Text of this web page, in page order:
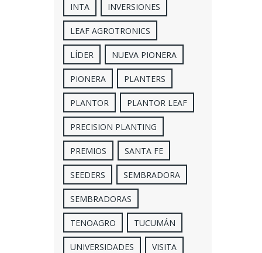
INTA INVERSIONES
LEAF AGROTRONICS
LÍDER NUEVA PIONERA
PIONERA PLANTERS
PLANTOR PLANTOR LEAF
PRECISION PLANTING
PREMIOS SANTA FE
SEEDERS SEMBRADORA
SEMBRADORAS
TENOAGRO TUCUMÁN
UNIVERSIDADES VISITA